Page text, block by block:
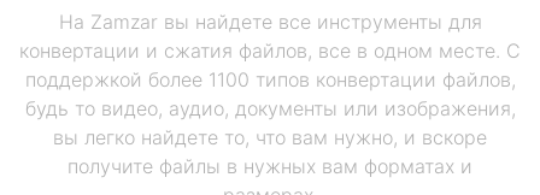
На Zamzar вы найдете все инструменты для
конвертации и сжатия файлов, все в одном месте. С
поддержкой более 1100 типов конвертации файлов,
будь то видео, аудио, документы или изображения,
вы легко найдете то, что вам нужно, и вскоре
получите файлы в нужных вам форматах и